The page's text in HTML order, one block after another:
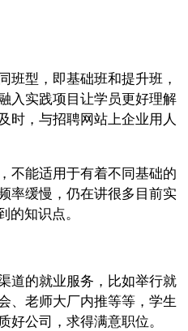
型，即基础班和提升班，
入实践项目让学员更好理解
时，与招聘网站上企业用人
能适用于有着不同基础的
率缓慢，仍在讲很多目前实
的知识点。
的就业服务，比如举行就
、老师大厂内推等等，学生
好公司，求得满意职位。